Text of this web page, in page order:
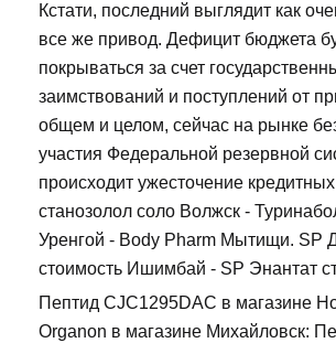
Кстати, последний выглядит как
все же привод. Дефицит бюджета
покрываться за счет
заимствований и поступлений от
общем и целом, сейчас на рынке
участия Федеральной резервной
происходит ужесточение
станозолол соло Волжск -
Уренгой - Body Pharm Мытищи. SP
стоимость Ишимбай - SP Энантат
Пептид CJC1295DAC в магазине
Organon в магазине Михайловск: